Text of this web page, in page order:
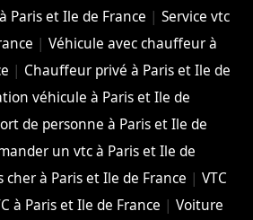
Paris et Ile de France |Service vtc
|Véhicule avec chauffeur à
| Chauffeur privé à Paris et Ile de
véhicule à Paris et Ile de
de personne à Paris et Ile de
un vtc à Paris et Ile de
cher à Paris et Ile de France |VTC
à Paris et Ile de France |Voiture